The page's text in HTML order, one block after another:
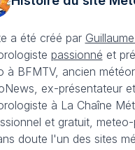
a été créé par
passionné et
à BFMTV, ancien
ex-présentateur et
à La Chaîne
et gratuit,
doute l'un des sites